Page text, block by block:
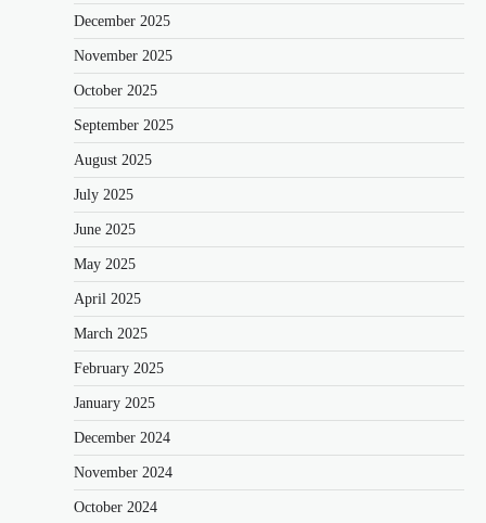
December 2025
November 2025
October 2025
September 2025
August 2025
July 2025
June 2025
May 2025
April 2025
March 2025
February 2025
January 2025
December 2024
November 2024
October 2024